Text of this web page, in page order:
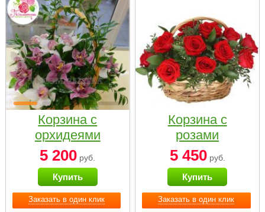
Заказать в один клик
Корзина с
орхидеями
малая
5 200 руб.
Купить
Заказать в один клик
Корзина с
розами
«Красный
Париж»
5 450руб.
Купить